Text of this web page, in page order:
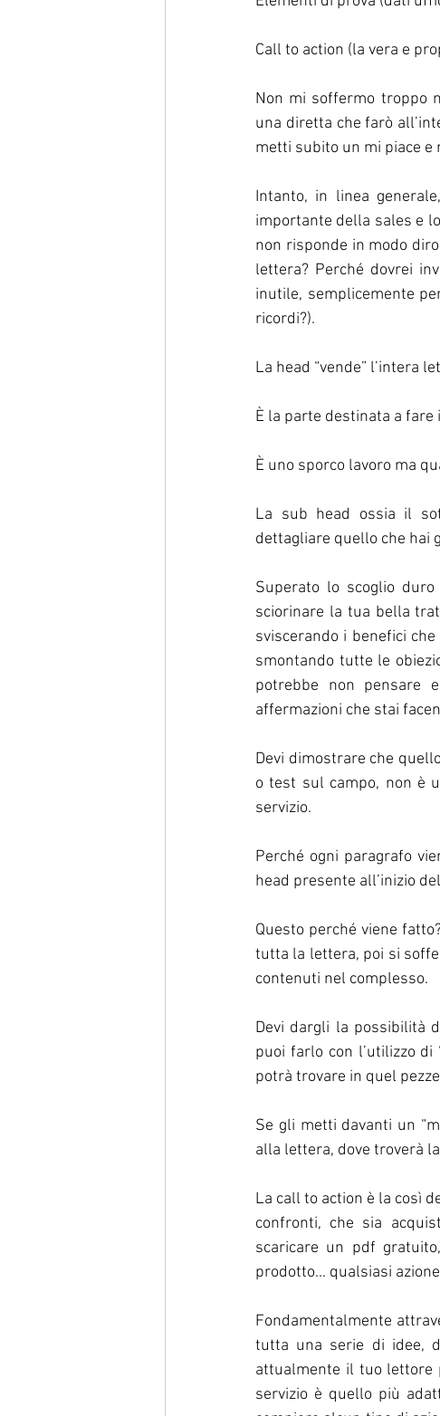
Call to action (la vera e
Non mi soffermo troppo
una diretta che farò
metti subito un mi piace e
Intanto, in linea
importante della sales e
non risponde in modo
lettera? Perché dovrei
inutile, semplicemente
ricordi?).
La head “vende” l’intera
È la parte destinata a fare
È uno sporco lavoro ma
La sub head ossia il
dettagliare quello che hai
Superato lo scoglio
sciorinare la tua bella
sviscerando i benefici
smontando tutte le
potrebbe non pensare
affermazioni che stai
Devi dimostrare che
o test sul campo, non è
servizio.
Perché ogni paragrafo
head presente all’inizio
Questo perché viene
tutta la lettera, poi si
contenuti nel complesso.
Devi dargli la possibilità
puoi farlo con l’utilizzo di
potrà trovare in quel
Se gli metti davanti un
alla lettera, dove troverà
La call to action è la così
confronti, che sia
scaricare un pdf
prodotto... qualsiasi
Fondamentalmente
tutta una serie di idee,
attualmente il tuo lettore
servizio è quello più